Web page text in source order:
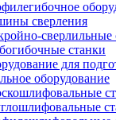
сверления
сверлильные
станки
для
оборудование